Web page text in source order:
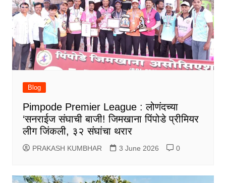
Blog
Pimpode Premier League : लोणंदच्या
‘सनराईज संघाची बाजी! जिमखाना पिंपोडे प्रीमियर
लीग जिंकली, ३२ संघांचा थरार
PRAKASH KUMBHAR 3 June 2026 0